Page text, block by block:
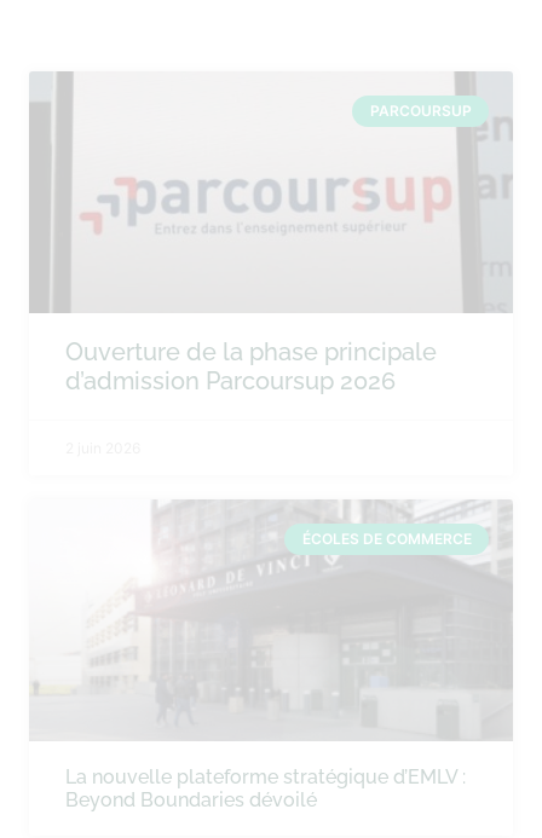
PARCOURSUP
Ouverture de la phase principale
d’admission Parcoursup 2026
ÉCOLES DE COMMERCE
La nouvelle plateforme stratégique d’EMLV :
Beyond Boundaries dévoilé